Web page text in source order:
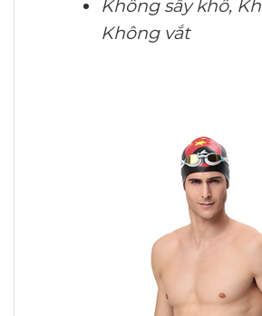
Không sấy khô,
Không vắt